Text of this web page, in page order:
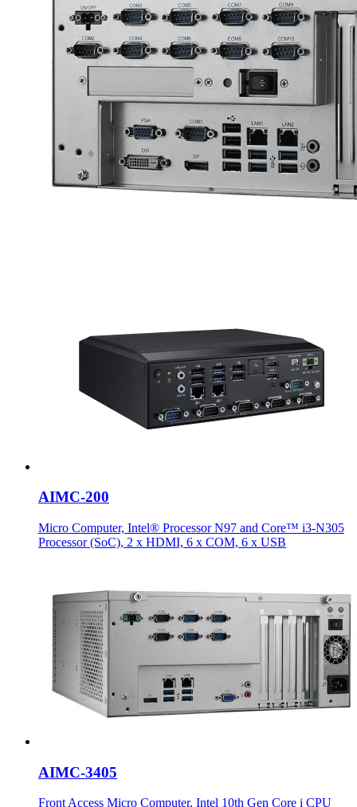
AIMC-200
Micro Computer, Intel® Processor N97 and Core™ i3-N305
Processor (SoC), 2 x HDMI, 6 x COM, 6 x USB
AIMC-3405
Front Access Micro Computer, Intel 10th Gen Core i CPU